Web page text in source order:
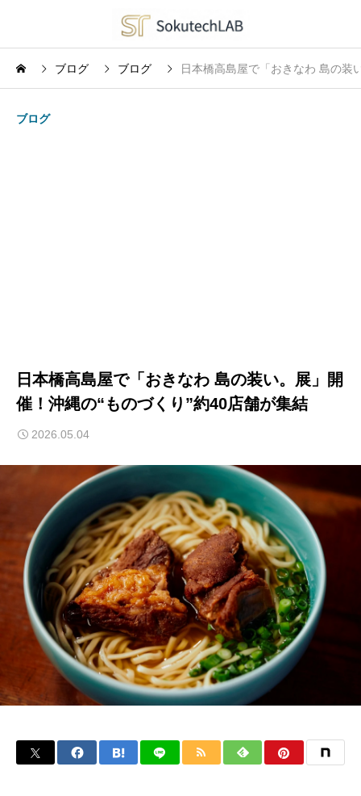
ブログ ブログ 日本橋高島屋で「おきなわ 島の装
ブログ
日本橋高島屋で「おきなわ 島の装い。展」開
催！沖縄の“ものづくり”約40店舗が集結
2026.05.04